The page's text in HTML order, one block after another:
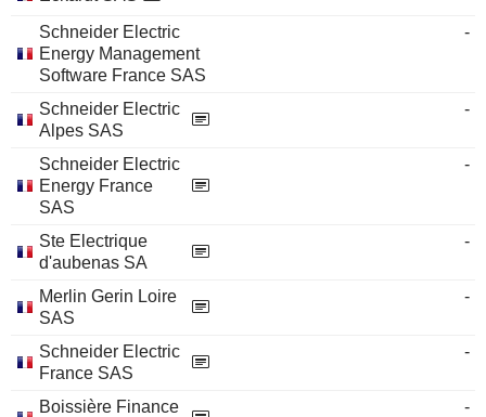
Schneider Electric
Energy Management
Software France SAS
-
Schneider Electric
Alpes SAS
-
Schneider Electric
Energy France
SAS
-
Ste Electrique
d'aubenas SA
-
Merlin Gerin Loire
SAS
-
Schneider Electric
France SAS
-
Boissière Finance
-